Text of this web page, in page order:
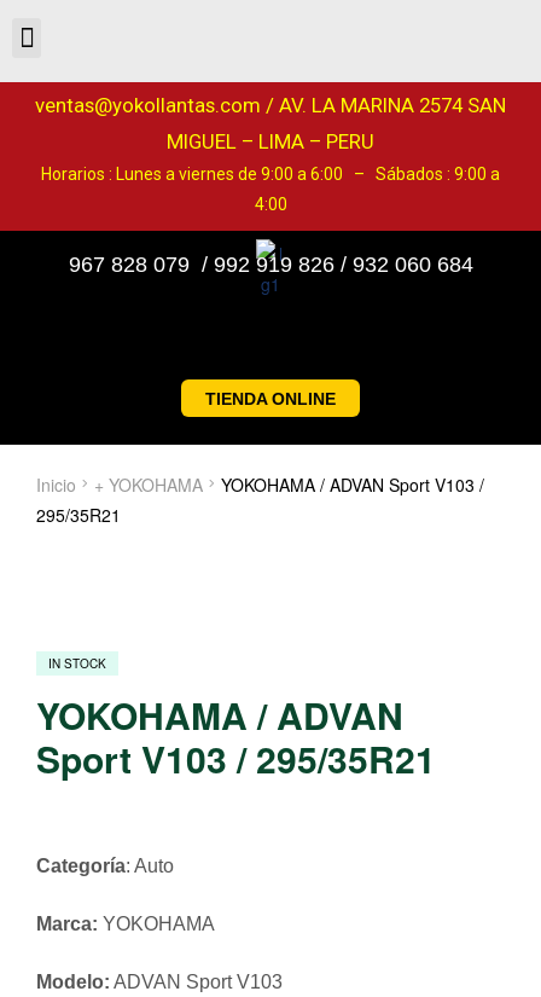
ventas@yokollantas.com / AV. LA MARINA 2574 SAN
MIGUEL – LIMA – PERU
Horarios : Lunes a viernes de 9:00 a 6:00 – Sábados : 9:00 a
4:00
967 828 079 / 992 919 826 / 932 060 684
TIENDA ONLINE
Inicio + YOKOHAMA
YOKOHAMA / ADVAN Sport V103 /
295/35R21
IN STOCK
YOKOHAMA / ADVAN
Sport V103 / 295/35R21
Categoría: Auto
Marca: YOKOHAMA
Modelo: ADVAN Sport V103